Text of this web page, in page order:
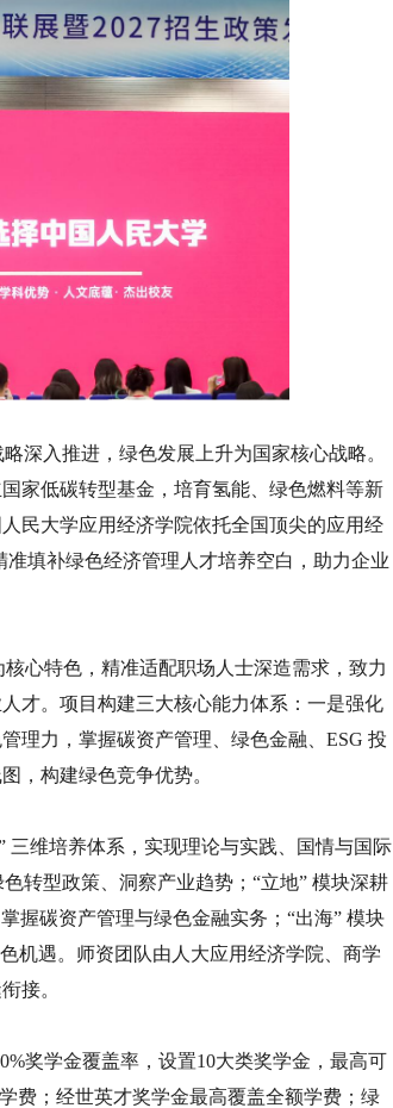
深入推进，绿色发展上升为国家核心战略。
家低碳转型基金，培育氢能、绿色燃料等新
民大学应用经济学院依托全国顶尖的应用经
填补绿色经济管理人才培养空白，助力企业
心特色，精准适配职场人士深造需求，致力
才。项目构建三大核心能力体系：一是强化
理力，掌握碳资产管理、绿色金融、ESG 投
，构建绿色竞争优势。
维培养体系，实现理论与实践、国情与国际
转型政策、洞察产业趋势；“立地” 模块深耕
握碳资产管理与绿色金融实务；“出海” 模块
机遇。师资团队由人大应用经济学院、商学
接。
奖学金覆盖率，设置10大类奖学金，最高可
费；经世英才奖学金最高覆盖全额学费；绿